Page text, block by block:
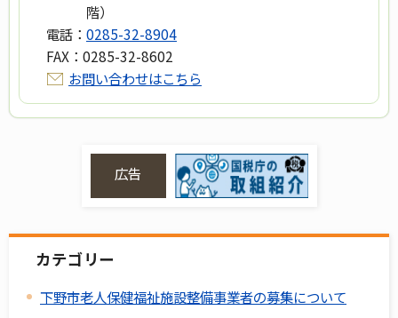
階）
電話： 0285-32-8904
FAX： 0285-32-8602
お問い合わせはこちら
広告
カテゴリー
下野市老人保健福祉施設整備事業者の募集について